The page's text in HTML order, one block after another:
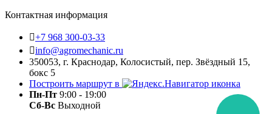
Контактная информация
+7 968 300-03-33
info@agromechanic.ru
350053, г. Краснодар, Колосистый, пер. Звёздный 15,
бокс 5
Построить маршрут в
Пн-Пт 9:00 - 19:00
Сб-Вс Выходной